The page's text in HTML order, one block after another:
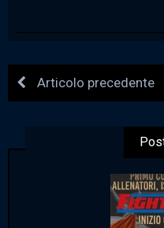
Articolo precedente